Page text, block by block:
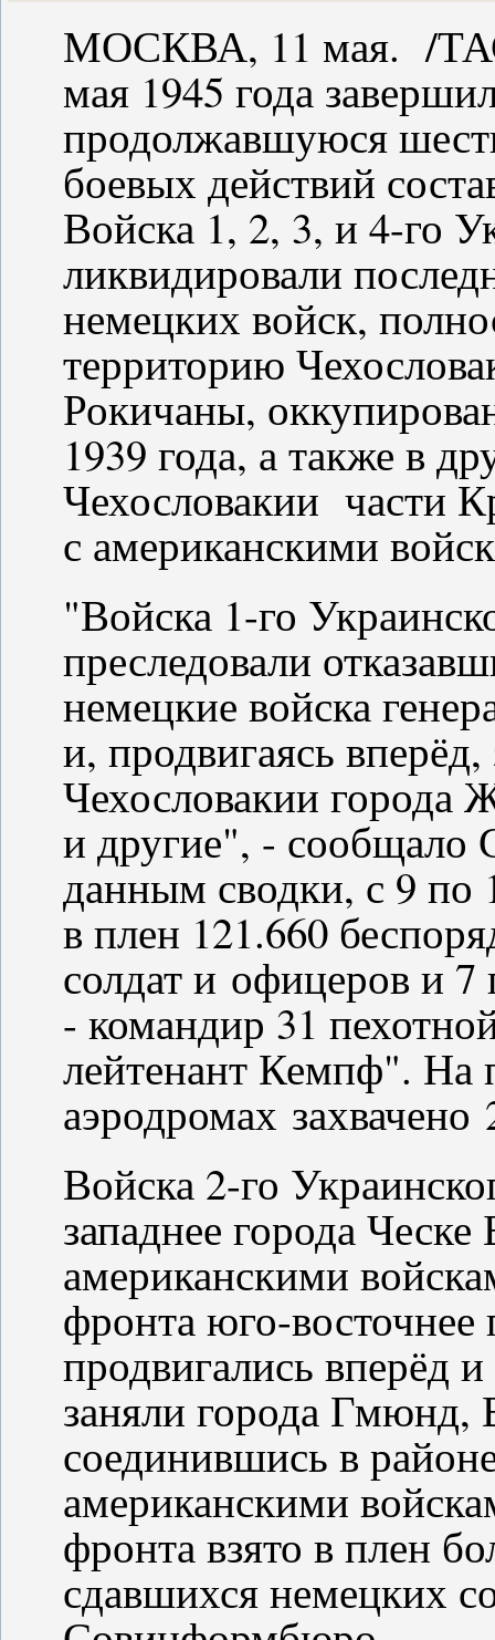
МОСКВА, 11 мая. /
мая 1945 года
продолжавшуюся
боевых действий
Войска 1, 2, 3, и 4-го
ликвидировали
немецких войск,
территорию
Рокичаны,
1939 года, а также в
Чехословакии части
с американскими
"Войска 1-го
преследовали
немецкие войска
и, продвигаясь
Чехословакии города
и другие", -
данным сводки, с 9 по
в плен 121.660
солдат и офицеров и 7
- командир 31
лейтенант Кемпф". На
аэродромах захвачено
Войска 2-го
западнее города
американскими
фронта юго-восточнее
продвигались вперёд
заняли города Гмюнд,
соединившись в
американскими
фронта взято в плен
сдавшихся немецких